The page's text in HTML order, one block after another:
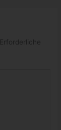
Erforderliche